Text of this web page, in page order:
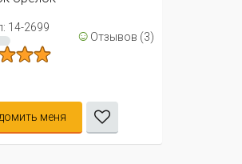
14-2699 ☺ Отзывов (3)
меня